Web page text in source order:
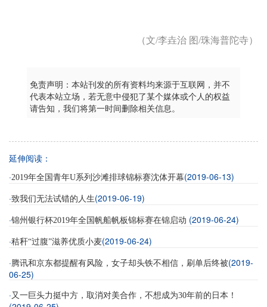
（文/李垚治 图/珠海普陀寺）
免责声明：本站刊发的所有资料均来源于互联网，并不
代表本站立场，若无意中侵犯了某个媒体或个人的权益
请告知，我们将第一时间删除相关信息。
延伸阅读：
·2019年全国青年U系列沙滩排球锦标赛沈体开幕(2019-06-13)
·致我们无法试错的人生(2019-06-19)
·锦州银行杯2019年全国帆船帆板锦标赛在锦启动 (2019-06-24)
·秸秆“过腹”滋养优质小麦(2019-06-24)
· 腾讯和京东都提醒有风险，女子却头铁不相信，刷单后终被(2019-
06-25)
· 又一巨头力挺中方，取消对美合作，不想成为30年前的日本！